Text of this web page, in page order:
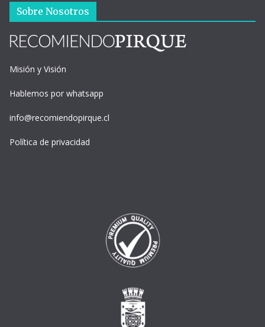
Sobre Nosotros
Misión y Visión
Hablemos por whatsapp
info@recomiendopirque.cl
Política de privacidad